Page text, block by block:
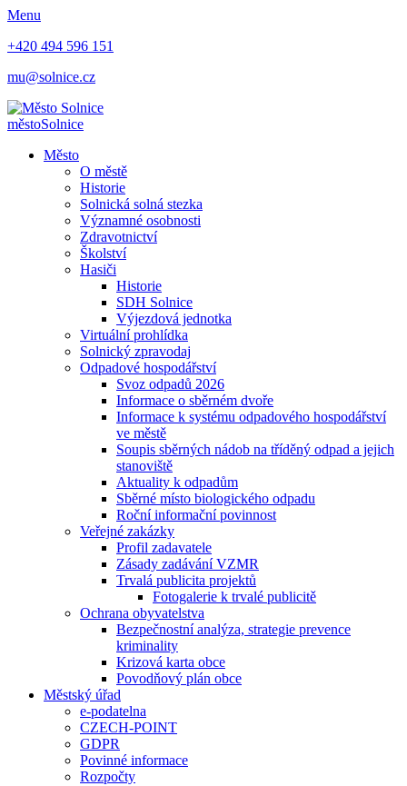
Menu
+420 494 596 151
mu@solnice.cz
městoSolnice
Město
O městě
Historie
Solnická solná stezka
Významné osobnosti
Zdravotnictví
Školství
Hasiči
Historie
SDH Solnice
Výjezdová jednotka
Virtuální prohlídka
Solnický zpravodaj
Odpadové hospodářství
Svoz odpadů 2026
Informace o sběrném dvoře
Informace k systému odpadového hospodářství
ve městě
Soupis sběrných nádob na tříděný odpad a jejich
stanoviště
Aktuality k odpadům
Sběrné místo biologického odpadu
Roční informační povinnost
Veřejné zakázky
Profil zadavatele
Zásady zadávání VZMR
Trvalá publicita projektů
Fotogalerie k trvalé publicitě
Ochrana obyvatelstva
Bezpečnostní analýza, strategie prevence
kriminality
Krizová karta obce
Povodňový plán obce
Městský úřad
e-podatelna
CZECH-POINT
GDPR
Povinné informace
Rozpočty